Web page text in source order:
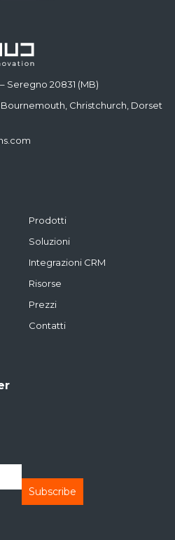
Seregno 20831 (MB)
Christchurch, Dorset
Prodotti
Soluzioni
Integrazioni CRM
Risorse
Prezzi
Contatti